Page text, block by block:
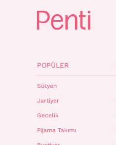
POPÜLER
Sütyen
Jartiyer
Gecelik
Pijama Takımı